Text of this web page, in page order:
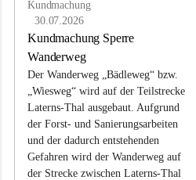
Kundmachung
30.07.2026
Kundmachung Sperre
Wanderweg
Der Wanderweg „Bädleweg“ bzw.
„Wiesweg“ wird auf der Teilstrecke
Laterns-Thal ausgebaut. Aufgrund
der Forst- und Sanierungsarbeiten
und der dadurch entstehenden
Gefahren wird der Wanderweg auf
der Strecke zwischen Laterns-Thal